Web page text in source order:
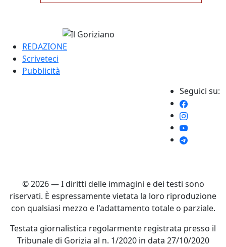
REDAZIONE
Scriveteci
Pubblicità
Seguici su:
© 2026 — I diritti delle immagini e dei testi sono
riservati. È espressamente vietata la loro riproduzione
con qualsiasi mezzo e l'adattamento totale o parziale.
Testata giornalistica regolarmente registrata presso il
Tribunale di Gorizia al n. 1/2020 in data 27/10/2020